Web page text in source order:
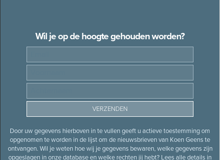
Wil je op de hoogte gehouden worden?
Door uw gegevens hierboven in te vullen geeft u actieve toestemming om
opgenomen te worden in de lijst om de nieuwsbrieven van Koen Geens te
ontvangen. Wil je weten hoe wij je gegevens bewaren, welke gegevens zijn
opgeslagen in onze database en welke rechten jij hebt? Lees alle details in